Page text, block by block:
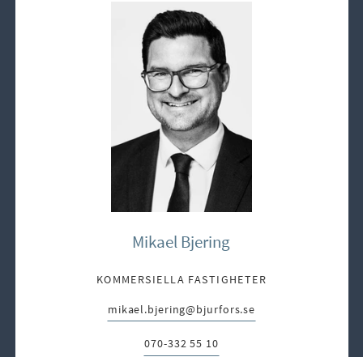
Mikael Bjering
KOMMERSIELLA FASTIGHETER
E-post:
mikael.bjering@bjurfors.se
Telefon:
070-332 55 10